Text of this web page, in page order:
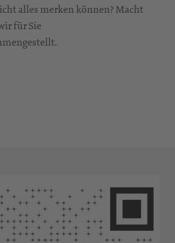
alles merken können? Macht
für Sie